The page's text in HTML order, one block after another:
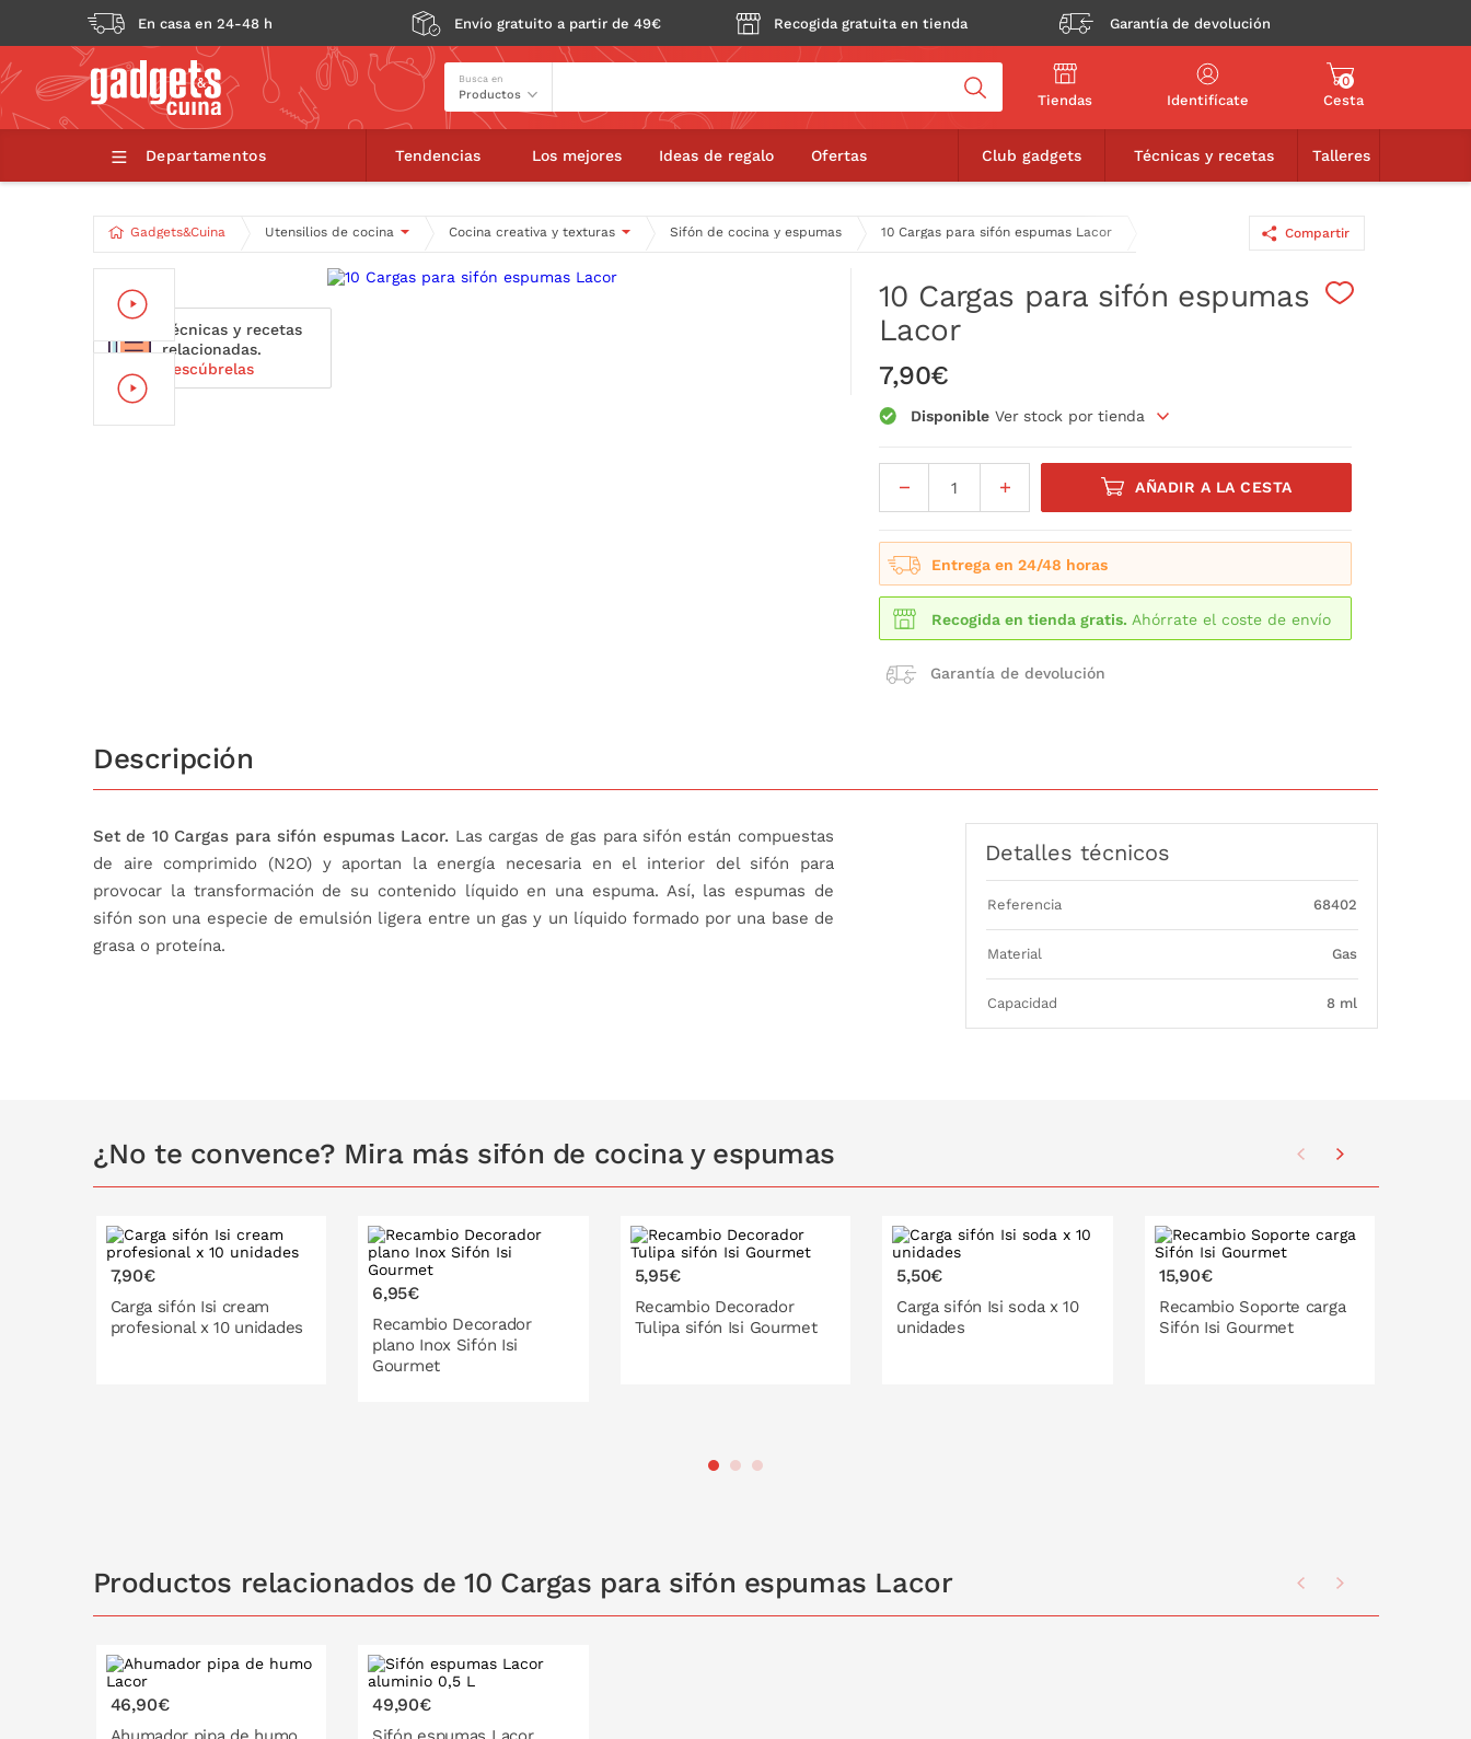
En casa en 24-48 h Envío gratuito a partir de 49€ Recogida gratuita en tienda Garantía de devolución
Busca en
Tiendas Identifícate
0
Cesta
Departamentos Tendencias Los mejores Ideas de regalo Ofertas Club gadgets Técnicas y recetas Talleres
Gadgets&Cuina Utensilios de cocina Cocina creativa y texturas Sifón de cocina y espumas 10 Cargas para sifón espumas Lacor
10 Cargas para sifón espumas Lacor
Técnicas y recetas
relacionadas.
Descúbrelas
10 Cargas para sifón espumas
Lacor
7,90€
Disponible Ver stock por tienda
AÑADIR A LA CESTA
Entrega en 24/48 horas
Recogida en tienda gratis. Ahórrate el coste de envío
Garantía de devolución
Compartir
Descripción
Set de 10 Cargas para sifón espumas Lacor. Las cargas de gas para sifón están compuestas
de aire comprimido (N2O) y aportan la energía necesaria en el interior del sifón para
provocar la transformación de su contenido líquido en una espuma. Así, las espumas de
sifón son una especie de emulsión ligera entre un gas y un líquido formado por una base de
grasa o proteína.
Detalles técnicos
Referencia 68402
Material Gas
Capacidad 8 ml
¿No te convence? Mira más sifón de cocina y espumas
7,90€
Carga sifón Isi cream
profesional x 10 unidades
6,95€
Recambio Decorador
plano Inox Sifón Isi
Gourmet
5,95€
Recambio Decorador
Tulipa sifón Isi Gourmet
PONLO EN LA CESTA
5,50€
Carga sifón Isi soda x 10
unidades
15,90€
Recambio Soporte carga
Sifón Isi Gourmet
Productos relacionados de 10 Cargas para sifón espumas Lacor
46,90€ 49,90€